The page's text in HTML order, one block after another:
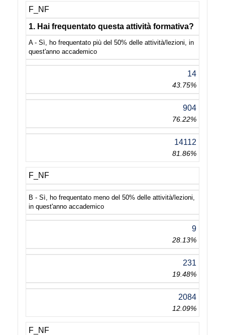
F_NF
1. Hai frequentato questa attività formativa?
A - Sì, ho frequentato più del 50% delle attività/lezioni, in
quest'anno accademico
14
43.75%
904
76.22%
14112
81.86%
F_NF
B - Sì, ho frequentato meno del 50% delle attività/lezioni,
in quest'anno accademico
9
28.13%
231
19.48%
2084
12.09%
F_NF